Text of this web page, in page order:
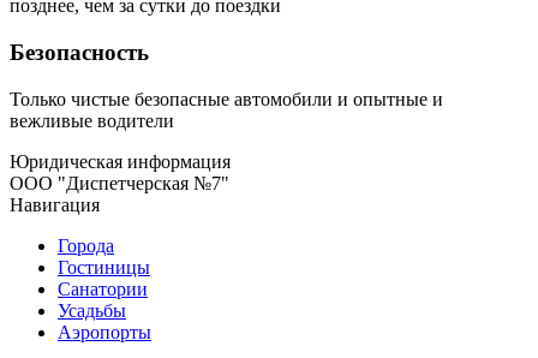
позднее, чем за сутки до поездки
Безопасность
Только чистые безопасные автомобили и опытные и
вежливые водители
Юридическая информация
ООО "Диспетчерская №7"
Навигация
Города
Гостиницы
Санатории
Усадьбы
Аэропорты